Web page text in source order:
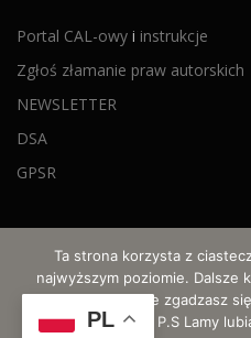
Portal CAL-owy i instrukcje
Zgłoś złamanie praw autorskich
NEWSLETTER
DSA
GPSR
© 2021-2026 Wyczarowane po
PL
Ta strona korzysta z
najwyższym poziomie. Dalsze
że zgadzasz
P.S Lamy